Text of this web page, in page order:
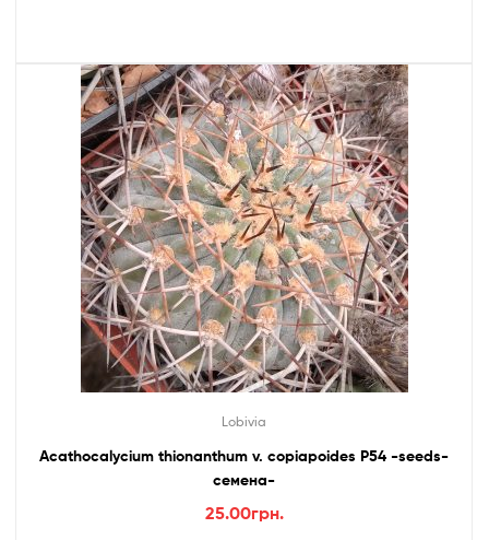
Lobivia
Acathocalycium thionanthum v. copiapoides P54 -seeds-
семена-
25.00грн.